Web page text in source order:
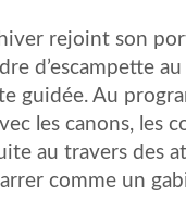
rejoint son
d’escampette
guidée. Au
les canons, les
au travers des
comme un